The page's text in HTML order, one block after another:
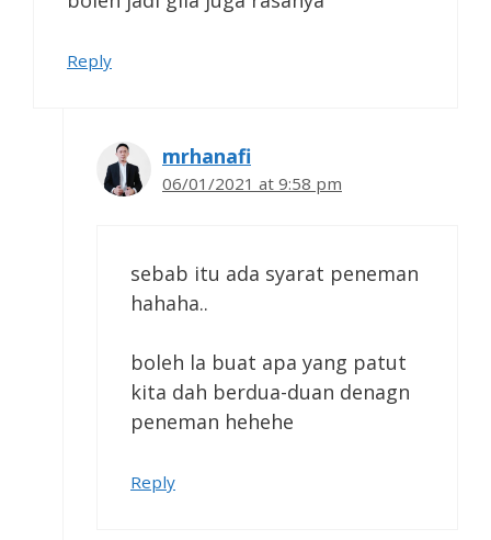
Reply
mrhanafi
06/01/2021 at 9:58 pm
sebab itu ada syarat peneman
hahaha..
boleh la buat apa yang patut
kita dah berdua-duan denagn
peneman hehehe
Reply